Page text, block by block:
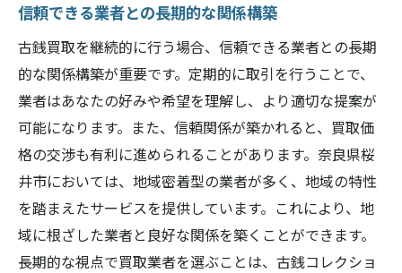
信頼できる業者との長期的な関係構築
古銭買取を継続的に行う場合、信頼できる業者との長期
的な関係構築が重要です。定期的に取引を行うことで、
業者はあなたの好みや希望を理解し、より適切な提案が
可能になります。また、信頼関係が築かれると、買取価
格の交渉も有利に進められることがあります。奈良県桜
井市においては、地域密着型の業者が多く、地域の特性
を踏まえたサービスを提供しています。これにより、地
域に根ざした業者と良好な関係を築くことができます。
長期的な視点で買取業者を選ぶことは、古銭コレクショ